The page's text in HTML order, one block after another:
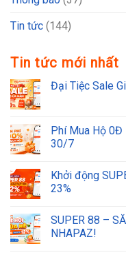
Tin tức (144)
Tin tức mới nhất
Đại Tiệc Sale
Phí Mua Hộ
30/7
Khởi động
23%
SUPER 88 –
NHAPAZ!